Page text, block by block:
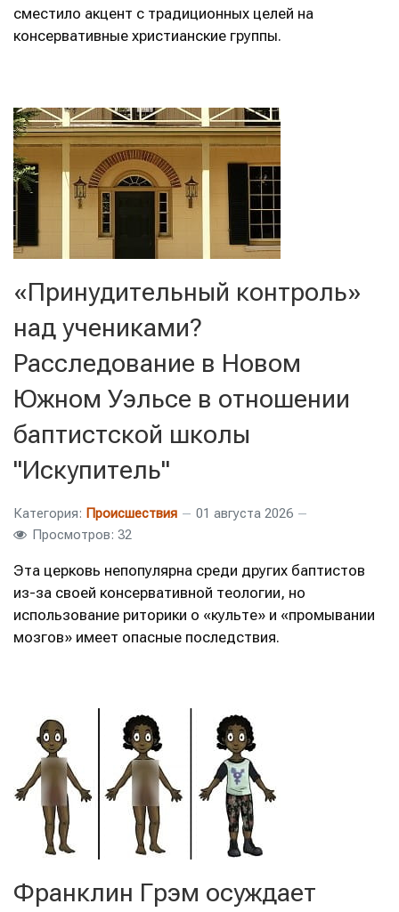
сместило акцент с традиционных целей на
консервативные христианские группы.
«Принудительный контроль»
над учениками?
Расследование в Новом
Южном Уэльсе в отношении
баптистской школы
"Искупитель"
Категория: Происшествия
01 августа 2026
Просмотров: 32
Эта церковь непопулярна среди других баптистов
из-за своей консервативной теологии, но
использование риторики о «культе» и «промывании
мозгов» имеет опасные последствия.
Франклин Грэм осуждает